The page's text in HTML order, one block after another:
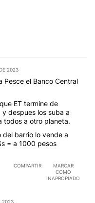
2023
Pesce el Banco Central
ET termine de
despues los suba a
todos a otro planeta.
del barrio lo vende a
= a 1000 pesos
COMPARTIR
MARCAR
COMO
INAPROPIADO
2023